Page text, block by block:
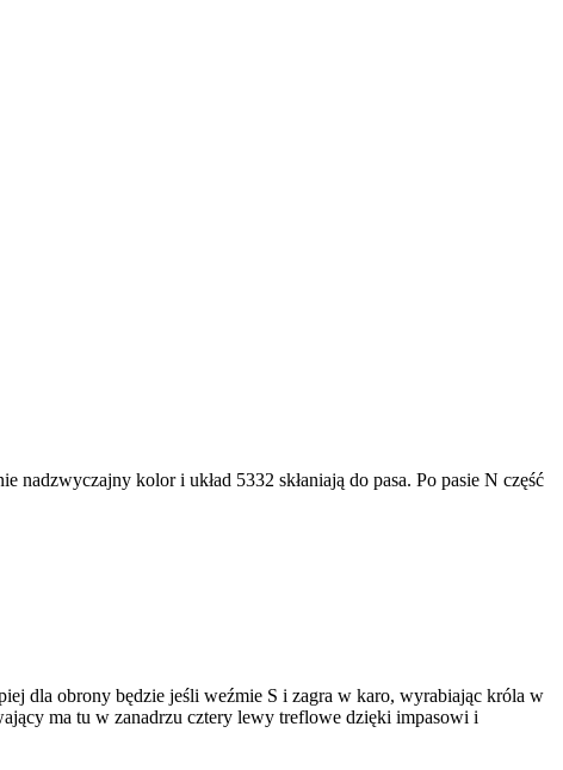
nadzwyczajny kolor i układ 5332 skłaniają do pasa. Po pasie N część
dla obrony będzie jeśli weźmie S i zagra w karo, wyrabiając króla w
ma tu w zanadrzu cztery lewy treflowe dzięki impasowi i